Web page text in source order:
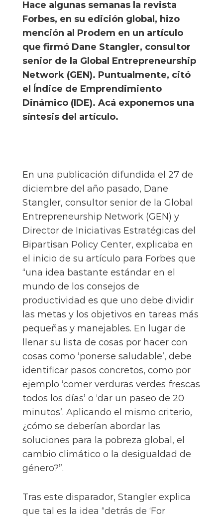
Hace algunas semanas la revista
Forbes, en su edición global, hizo
mención al Prodem en un artículo
que firmó Dane Stangler, consultor
senior de la Global Entrepreneurship
Network (GEN). Puntualmente, citó
el Índice de Emprendimiento
Dinámico (IDE). Acá exponemos una
síntesis del artículo.
En una publicación difundida el 27 de
diciembre del año pasado, Dane
Stangler, consultor senior de la Global
Entrepreneurship Network (GEN) y
Director de Iniciativas Estratégicas del
Bipartisan Policy Center, explicaba en
el inicio de su artículo para Forbes que
“una idea bastante estándar en el
mundo de los consejos de
productividad es que uno debe dividir
las metas y los objetivos en tareas más
pequeñas y manejables. En lugar de
llenar su lista de cosas por hacer con
cosas como ‘ponerse saludable’, debe
identificar pasos concretos, como por
ejemplo ‘comer verduras verdes frescas
todos los días’ o ‘dar un paseo de 20
minutos’. Aplicando el mismo criterio,
¿cómo se deberían abordar las
soluciones para la pobreza global, el
cambio climático o la desigualdad de
género?”.
Tras este disparador, Stangler explica
que tal es la idea “detrás de ‘For